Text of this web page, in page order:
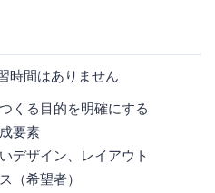
時間はありません
くる目的を明確にする
要素
デザイン、レイアウト
（希望者）